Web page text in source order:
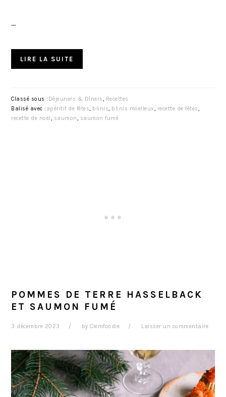
…
LIRE LA SUITE
Classé sous : Déjeuners & Dîners, Recettes
Balisé avec : apéritif de fêtes, blinis, blinis moelleux, recette de fêtes,
recette de noël , saumon, saumon fumé
POMMES DE TERRE HASSELBACK
ET SAUMON FUMÉ
3 décembre 2023 byClemfoodie Laisser un commentaire